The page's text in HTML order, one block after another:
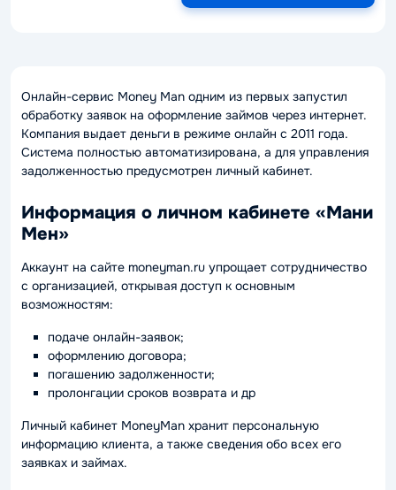
Онлайн-сервис Money Man одним из первых запустил
обработку заявок на оформление займов через интернет.
Компания выдает деньги в режиме онлайн с 2011 года.
Система полностью автоматизирована, а для управления
задолженностью предусмотрен личный кабинет.
Информация о личном кабинете «Мани
Мен»
Аккаунт на сайте moneyman.ru упрощает сотрудничество
с организацией, открывая доступ к основным
возможностям:
подаче онлайн-заявок;
оформлению договора;
погашению задолженности;
пролонгации сроков возврата и др
Личный кабинет MoneyMan хранит персональную
информацию клиента, а также сведения обо всех его
заявках и займах.